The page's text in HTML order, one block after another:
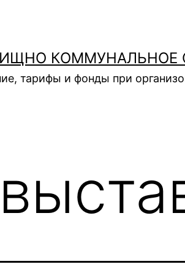
КОММУНАЛЬНОЕ
тарифы и фонды при